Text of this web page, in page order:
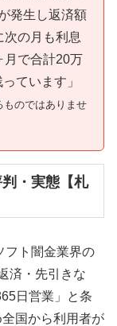
発生し返済額
の月も利息
月で合計20万
ています」
のではありませ
・実態【札
フト闇金業界の
済・先引きな
日営業」と条
国から利用者が